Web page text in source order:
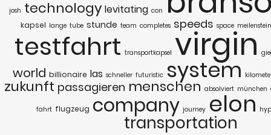
josh technology levitating con
kapsel lange tube stunde team completes speeds space meilenstein
testfahrt transportkapsel virgin
world billionaire las schneller futuristic system
zukunft passagieren menschen absolviert münchen
fahrt flugzeug company journey elon
transportation